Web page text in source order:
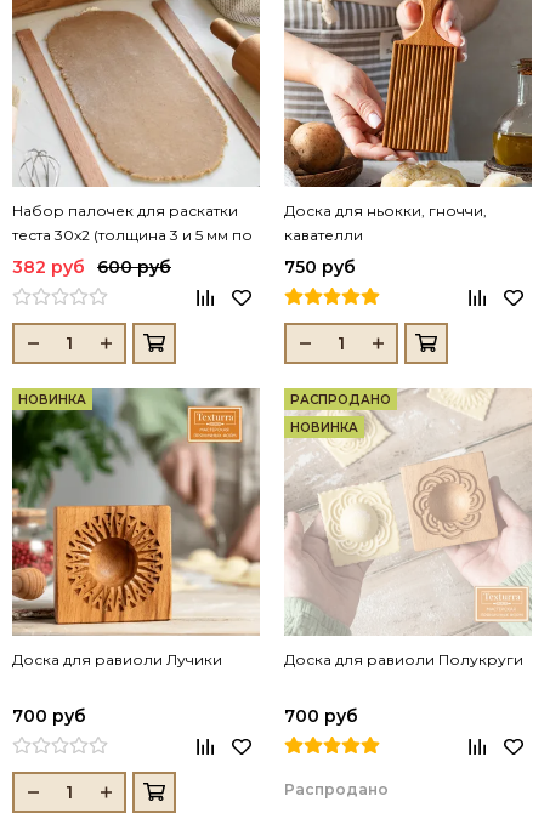
Набор палочек для раскатки
теста 30x2 (толщина 3 и 5 мм по
2 шт)
382 руб 600 руб
Доска для ньокки, гноччи,
кавателли
750 руб
НОВИНКА
Доска для равиоли Лучики
700 руб
РАСПРОДАНО
НОВИНКА
Доска для равиоли Полукруги
700 руб
Распродано